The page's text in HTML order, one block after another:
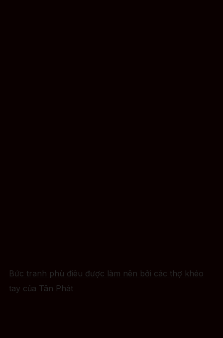
Bức tranh phù điêu được làm nên bởi các thợ khéo
tay của Tân Phát